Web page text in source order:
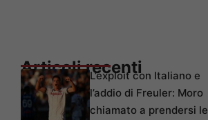
Articoli recentiL’exploit con Italiano e
l’addio di Freuler: Moro
chiamato a prendersi le